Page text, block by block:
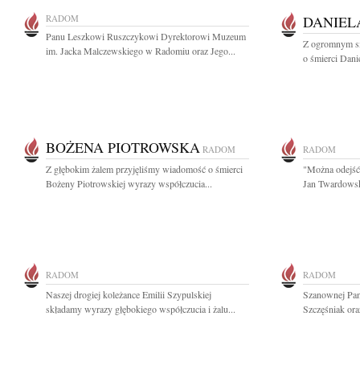
RADOM
Panu Leszkowi Ruszczykowi Dyrektorowi Muzeum
im. Jacka Malczewskiego w Radomiu oraz Jego...
Z ogromnym
o śmierci
BOŻENA PIOTROWSKA RADOM
Z głębokim żalem przyjęliśmy wiadomość o śmierci
Bożeny Piotrowskiej wyrazy współczucia...
RADOM
"Można
Jan
RADOM
Naszej drogiej koleżance Emilii Szypulskiej
składamy wyrazy głębokiego współczucia i żalu...
RADOM
Szanownej
Szczęśniak